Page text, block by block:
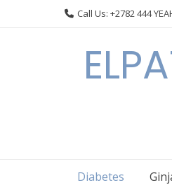
Call Us: +2782 444
Diabetes